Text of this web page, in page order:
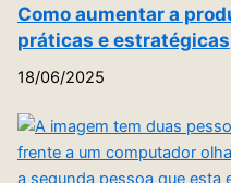
Como aumentar a
práticas e estratégicas
18/06/2025